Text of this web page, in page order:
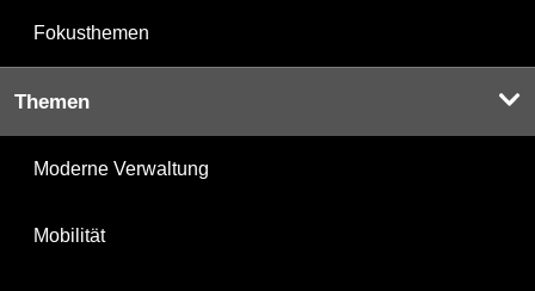
Fokusthemen
Themen
Moderne Verwaltung
Mobilität